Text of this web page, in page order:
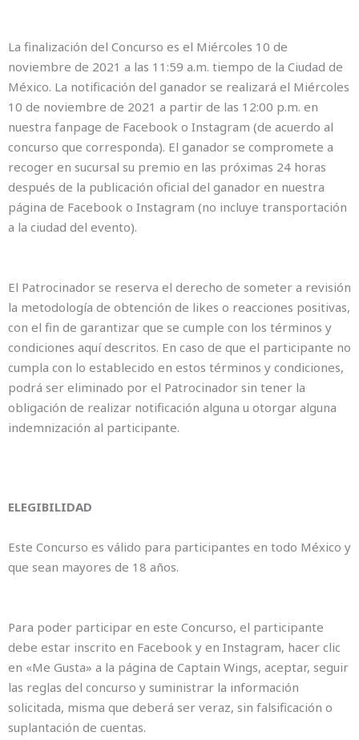
La finalización del Concurso es el Miércoles 10 de
noviembre de 2021 a las 11:59 a.m. tiempo de la Ciudad de
México. La notificación del ganador se realizará el Miércoles
10 de noviembre de 2021 a partir de las 12:00 p.m. en
nuestra fanpage de Facebook o Instagram (de acuerdo al
concurso que corresponda). El ganador se compromete a
recoger en sucursal su premio en las próximas 24 horas
después de la publicación oficial del ganador en nuestra
página de Facebook o Instagram ⁣(no incluye transportación
a la ciudad del evento).
El Patrocinador se reserva el derecho de someter a revisión
la metodología de obtención de likes o reacciones positivas,
con el fin de garantizar que se cumple con los términos y
condiciones aquí descritos. En caso de que el participante no
cumpla con lo establecido en estos términos y condiciones,
podrá ser eliminado por el Patrocinador sin tener la
obligación de realizar notificación alguna u otorgar alguna
indemnización al participante.
ELEGIBILIDAD
Este Concurso es válido para participantes en todo México y
que sean mayores de 18 años.
Para poder participar en este Concurso, el participante
debe estar inscrito en Facebook y en Instagram, hacer clic
en «Me Gusta» a la página de Captain Wings, aceptar, seguir
las reglas del concurso y suministrar la información
solicitada, misma que deberá ser veraz, sin falsificación o
suplantación de cuentas.